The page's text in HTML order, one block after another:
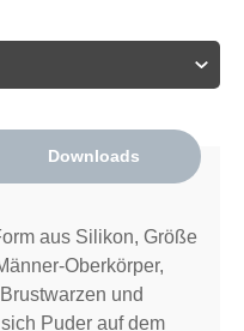
Downloads
aus Silikon, Größe
Oberkörper,
und
Puder auf dem